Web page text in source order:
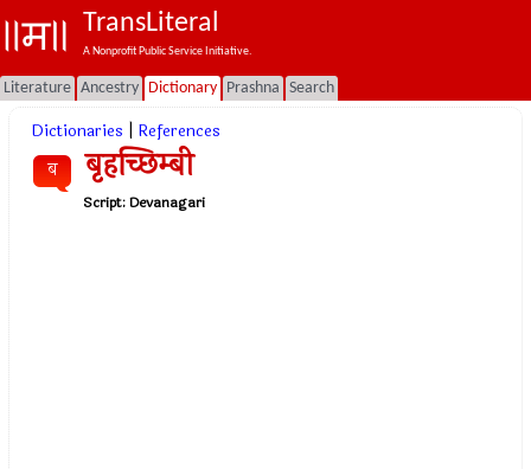
TransLiteral
A Nonprofit Public Service Initiative.
Literature Ancestry Dictionary Prashna Search
Dictionaries References
ब बृहच्छिम्बी
Script:Devanagari